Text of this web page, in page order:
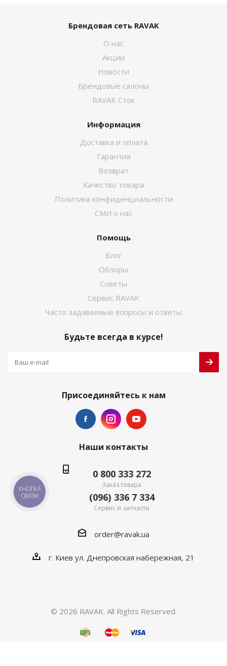
Брендовая сеть RAVAK
О нас
Акции
Новости
Брендовые салоны
RAVAK Сток
Информация
Доставка и оплата
Гарантия
Возврат
Качество товара
Политика конфиденциальности
СМИ о нас
Помощь
Блог
Обзоры
Советы
Сервис RAVAK
Часто задаваемые вопросы и ответы
Будьте всегда в курсе!
Присоединяйтесь к нам
Наши контакты
0 800 333 272
Заказ товара
(096) 336 7 334
Сервис и запчасти
order@ravak.ua
г. Киев ул. Днепровская набережная, 21
© 2026 RAVAK. All Rights Reserved.
КНОПКА
СВЯЗИ